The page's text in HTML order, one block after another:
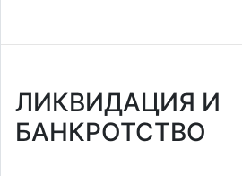
ЛИКВИДАЦИЯ И
БАНКРОТСТВО